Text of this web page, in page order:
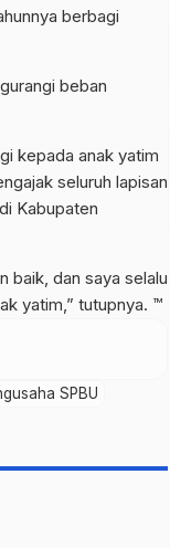
berbagi
beban
kepada anak yatim
seluruh lapisan
Kabupaten
baik, dan saya selalu
yatim,” tutupnya. ™
SPBU